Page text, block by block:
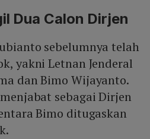
Dua Calon Dirjen
sebelumnya telah
yakni Letnan Jenderal
dan Bimo Wijayanto.
sebagai Dirjen
Bimo ditugaskan